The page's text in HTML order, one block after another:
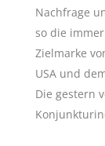
Nachfrage
so die
Zielmarke
USA und
Die gestern